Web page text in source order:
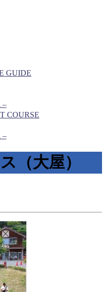
GUIDE
–
COURSE
–
（大屋）